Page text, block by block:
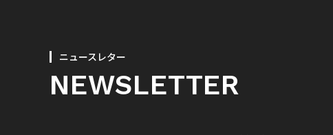
ニュースレター
NEWSLETTER